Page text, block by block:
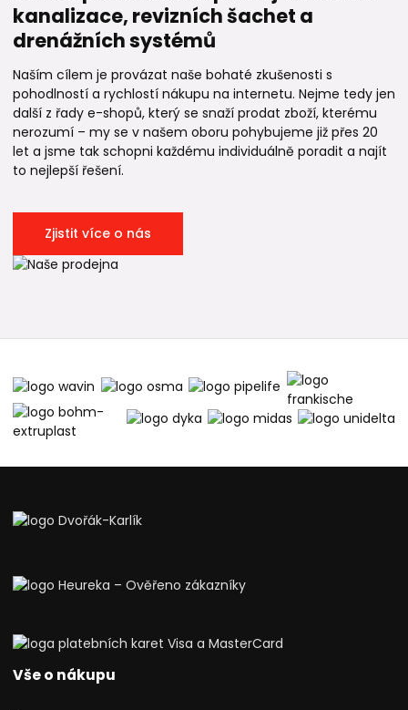
kanalizace, revizních šachet a
drenážních systémů
Naším cílem je provázat naše bohaté zkušenosti s
pohodlností a rychlostí nákupu na internetu. Nejme tedy jen
další z řady e-shopů, který se snaží prodat zboží, kterému
nerozumí – my se v našem oboru pohybujeme již přes 20
let a jsme tak schopni každému individuálně poradit a najít
to nejlepší řešení.
Zjistit více o nás
Vše o nákupu